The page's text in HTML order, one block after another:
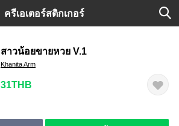
ครีเอเตอร์สติกเกอร์
สาวน้อยขายหวย V.1
Khanita Arm
31THB